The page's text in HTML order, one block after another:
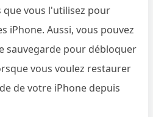
que vous l'utilisez pour
iPhone. Aussi, vous pouvez
sauvegarde pour débloquer
vous voulez restaurer
de votre iPhone depuis